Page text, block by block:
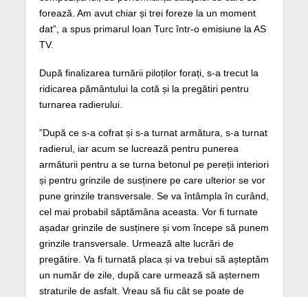
forează. Am avut chiar și trei foreze la un moment
dat”, a spus primarul Ioan Turc într-o emisiune la AS
TV.
După finalizarea turnării piloților forați, s-a trecut la
ridicarea pământului la cotă și la pregătiri pentru
turnarea radierului.
”După ce s-a cofrat și s-a turnat armătura, s-a turnat
radierul, iar acum se lucrează pentru punerea
armăturii pentru a se turna betonul pe pereții interiori
și pentru grinzile de susținere pe care ulterior se vor
pune grinzile transversale. Se va întâmpla în curând,
cel mai probabil săptămâna aceasta. Vor fi turnate
așadar grinzile de susținere și vom începe să punem
grinzile transversale. Urmează alte lucrări de
pregătire. Va fi turnată placa și va trebui să așteptăm
un număr de zile, după care urmează să așternem
straturile de asfalt. Vreau să fiu cât se poate de